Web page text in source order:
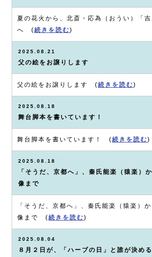
夏の花火から、北斎・応為（おうい）「吉
へ ( 続きを読む )
2025.08.21
父の絵をお譲りします
父の絵をお譲りします ( 続きを読む )
2025.08.18
舞台脚本を書いています！
舞台脚本を書いています！ ( 続きを読む )
2025.08.18
「そうだ、京都へ」、秦氏能楽（猿楽）
像まで
「そうだ、京都へ」、秦氏能楽（猿楽）
像まで ( 続きを読む )
2025.08.04
８月２日が、「ハーブの日」と誰が決め